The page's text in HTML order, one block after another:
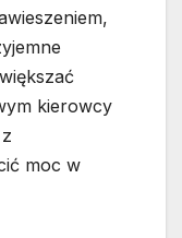
kierowcy
moc w